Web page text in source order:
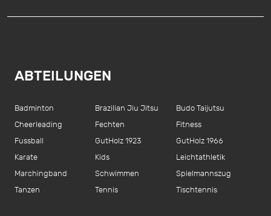
ABTEILUNGEN
Badminton Brazilian Jiu Jitsu
Budo Taijutsu
Cheerleading
Fechten
Fitness
Fussball
GutHolz 1923
GutHolz 1966
Karate
Kids
Leichtathletik
Marchingband
Schwimmen
Spielmannszug
Tanzen
Tennis Tischtennis